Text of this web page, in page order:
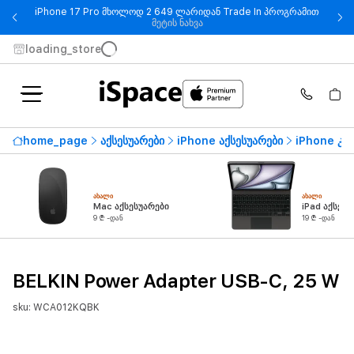
iPhone 17 Pro მხოლოდ 2 649 ლარიდან Trade In პროგრამით
მეტის ნახვა- iPhone 17 Pro მხოლოდ 2 649
loading_store
home_page აქსესუარები iPhone აქსესუარები iPhone
ᲐᲮᲐᲚᲘ
Mac აქსესუარები
9 ₾ -დან
ᲐᲮᲐᲚᲘ
iPad
19 ₾ -დან
BELKIN Power Adapter USB-C, 25 W
sku: WCA012KQBK